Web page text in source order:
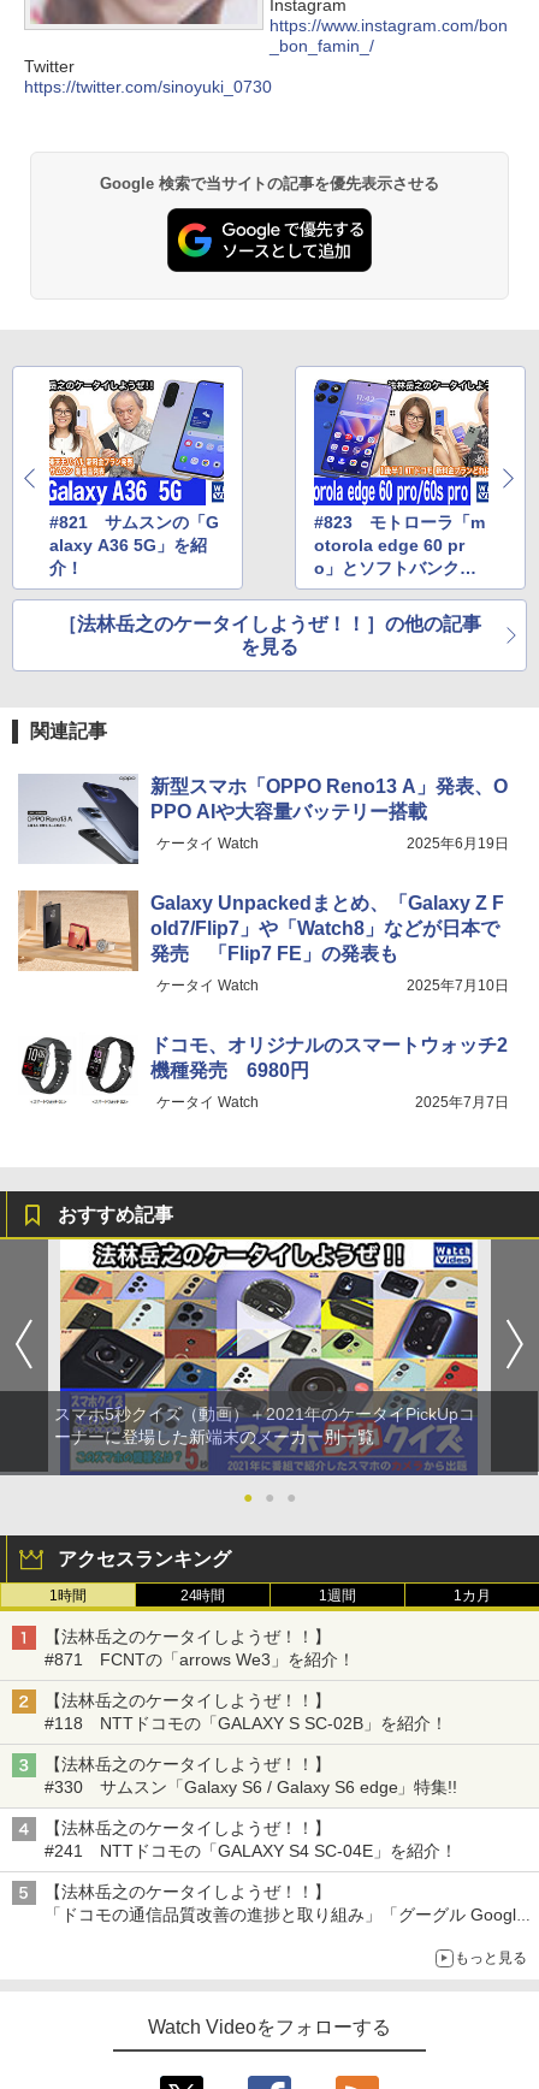
Instagram
https://www.instagram.com/bon
_bon_famin_/
Twitter
https://twitter.com/sinoyuki_0730
Google 検索で当サイトの記事を優先表示させる
#821 サムスンの「G
alaxy A36 5G」を紹
介！
#823 モトローラ「m
otorola edge 60 pr
o」とソフトバンク
「motorola edge 60s
pro」を紹介！
［法林岳之のケータイしようぜ！！］の他の記事
を見る
関連記事
新型スマホ「OPPO Reno13 A」発表、O
PPO AIや大容量バッテリー搭載
ケータイ Watch 2025年6月19日
Galaxy Unpackedまとめ、「Galaxy Z F
old7/Flip7」や「Watch8」などが日本で
発売 「Flip7 FE」の発表も
ケータイ Watch 2025年7月10日
ドコモ、オリジナルのスマートウォッチ2
機種発売 6980円
ケータイ Watch 2025年7月7日
おすすめ記事
スマホ5秒クイズ（動画）＋2021年のケータイPickUpコ
ーナーに登場した新端末のメーカー別一覧
● ● ●
アクセスランキング
1時間 24時間 1週間 1カ月
【法林岳之のケータイしようぜ！！】
#871 FCNTの「arrows We3」を紹介！
【法林岳之のケータイしようぜ！！】
#118 NTTドコモの「GALAXY S SC-02B」を紹介！
【法林岳之のケータイしようぜ！！】
#330 サムスン「Galaxy S6 / Galaxy S6 edge」特集!!
【法林岳之のケータイしようぜ！！】
#241 NTTドコモの「GALAXY S4 SC-04E」を紹介！
【法林岳之のケータイしようぜ！！】
「ドコモの通信品質改善の進捗と取り組み」「グーグル Google
もっと見る
Watch Videoをフォローする